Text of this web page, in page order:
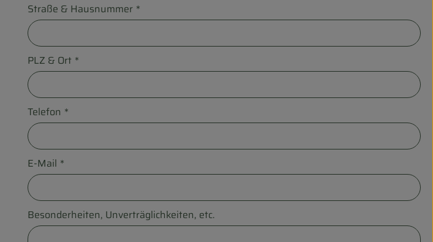
Straße & Hausnummer *
PLZ & Ort *
Telefon *
E-Mail *
Besonderheiten, Unverträglichkeiten, etc.